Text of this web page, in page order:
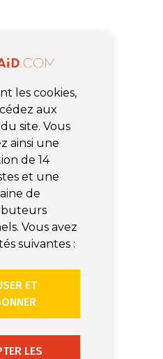
les cookies,
aux
site. Vous
ainsi une
de 14
et une
de
Vous avez
suivantes :
ET
LES